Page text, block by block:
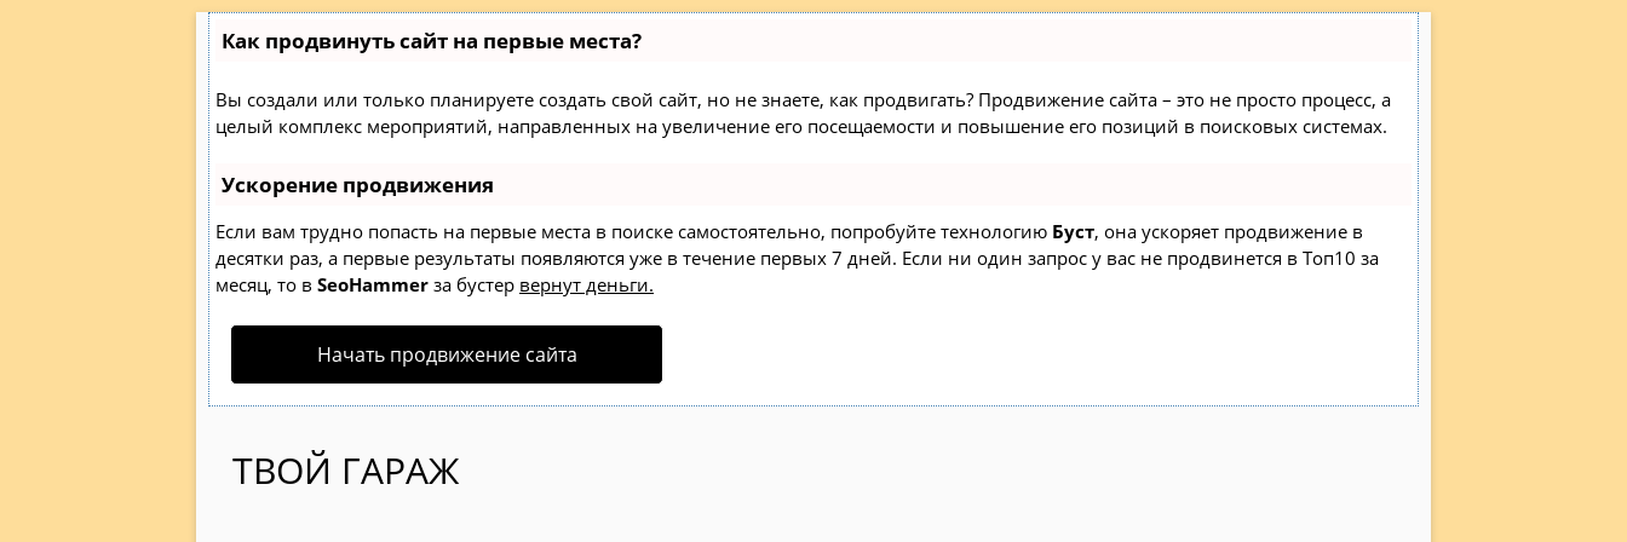
Как продвинуть сайт на первые места?
Вы создали или только планируете создать свой сайт, но не знаете, как продвигать? Продвижение сайта – это не просто процесс, а
целый комплекс мероприятий, направленных на увеличение его посещаемости и повышение его позиций в поисковых системах.
Ускорение продвижения
Если вам трудно попасть на первые места в поиске самостоятельно, попробуйте технологию Буст, она ускоряет продвижение в
десятки раз, а первые результаты появляются уже в течение первых 7 дней. Если ни один запрос у вас не продвинется в Топ10 за
месяц, то в SeoHammer за бустер вернут деньги.
Начать продвижение сайта
ТВОЙ ГАРАЖ